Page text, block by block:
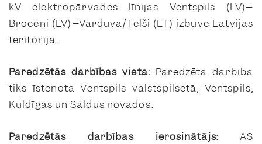
kV elektropārvades līnijas Ventspils (LV)–
Brocēni (LV)–Varduva/Telši (LT) izbūve Latvijas
teritorijā.
Paredzētās darbības vieta: Paredzētā darbība
tiks īstenota Ventspils valstspilsētā, Ventspils,
Kuldīgas un Saldus novados.
Paredzētās darbības ierosinātājs: AS